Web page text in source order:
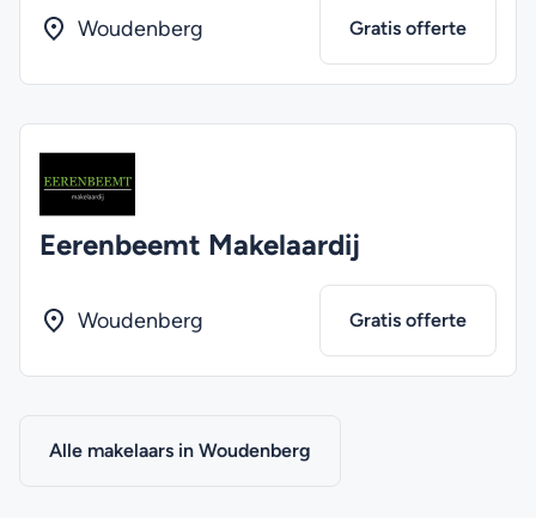
Woudenberg Gratis offerte
Eerenbeemt Makelaardij
Woudenberg Gratis offerte
Alle makelaars in Woudenberg